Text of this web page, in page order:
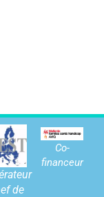
de
Co-
financeur